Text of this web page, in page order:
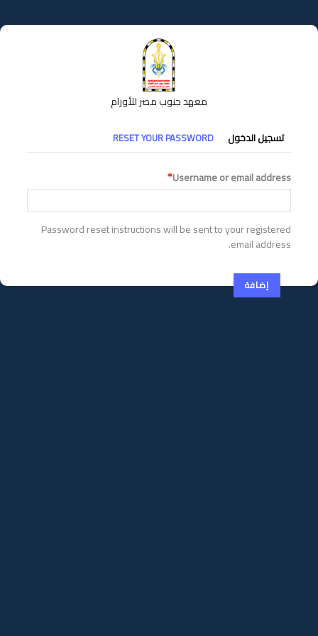
إلى
المحتوى
معهد جنوب مصر للأورام
التبويبات
الأساسية
تسجيل الدخول RESET YOUR PASSWORD
Username or email address
Password reset instructions will be sent to your registered
email address.